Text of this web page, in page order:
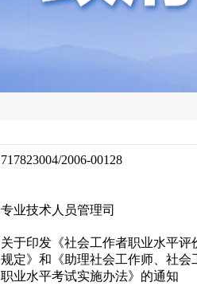
717823004/2006-00128
专业技术人员管理司
关于印发《社会工作者职业水平评
规定》和《助理社会工作师、社会
职业水平考试实施办法》的通知